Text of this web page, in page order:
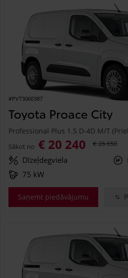
#PVT3060387
Toyota Proace City
Professional Plus 1.5 D-4D M/T
Sākot no € 20 240 € 26 650
Dīzeļdegviela
75 kW
Saņemt piedāvājumu